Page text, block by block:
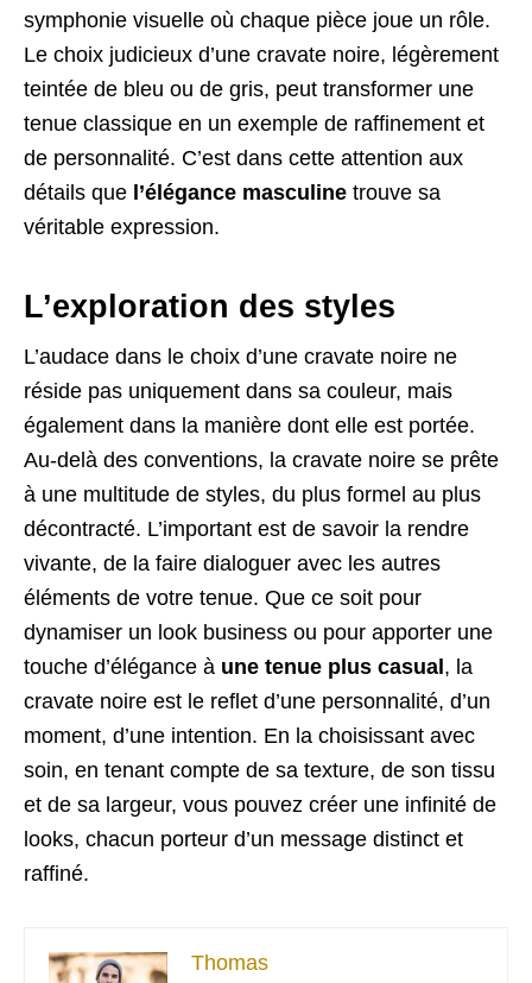
symphonie visuelle où chaque pièce joue un rôle.
Le choix judicieux d’une cravate noire, légèrement
teintée de bleu ou de gris, peut transformer une
tenue classique en un exemple de raffinement et
de personnalité. C’est dans cette attention aux
détails que l’élégance masculine trouve sa
véritable expression.
L’exploration des styles
L’audace dans le choix d’une cravate noire ne
réside pas uniquement dans sa couleur, mais
également dans la manière dont elle est portée.
Au-delà des conventions, la cravate noire se prête
à une multitude de styles, du plus formel au plus
décontracté. L’important est de savoir la rendre
vivante, de la faire dialoguer avec les autres
éléments de votre tenue. Que ce soit pour
dynamiser un look business ou pour apporter une
touche d’élégance à une tenue plus casual , la
cravate noire est le reflet d’une personnalité, d’un
moment, d’une intention. En la choisissant avec
soin, en tenant compte de sa texture, de son tissu
et de sa largeur, vous pouvez créer une infinité de
looks, chacun porteur d’un message distinct et
raffiné.
Thomas